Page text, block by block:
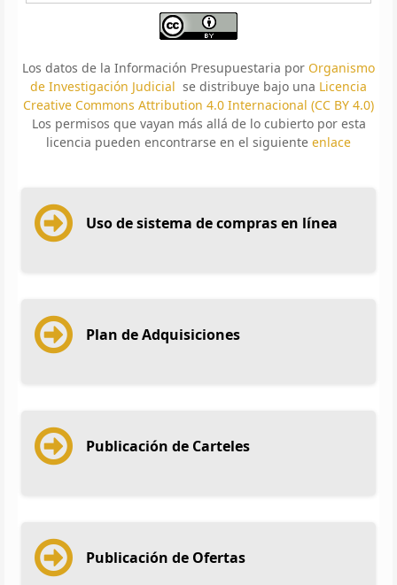
Los datos de la Información Presupuestaria por Organismo
de Investigación Judicial se distribuye bajo una Licencia
Creative Commons Attribution 4.0 Internacional (CC BY 4.0)
Los permisos que vayan más allá de lo cubierto por esta
licencia pueden encontrarse en el siguiente enlace
Uso de sistema de compras en línea
Plan de Adquisiciones
Publicación de Carteles
Publicación de Ofertas